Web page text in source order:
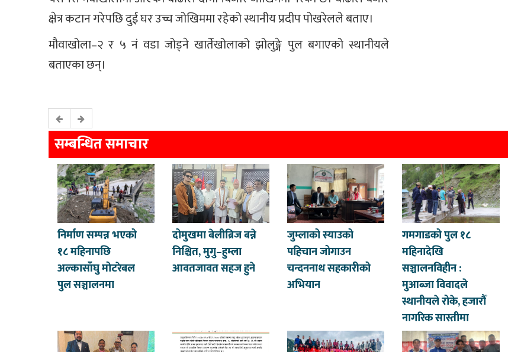
क्षेत्र कटान गरेपछि दुई घर उच्च जोखिममा रहेको स्थानीय प्रदीप पोखरेलले बताए।
मौवाखोला–२ र ५ नं वडा जोड्ने खार्तेखोलाको झोलुङ्गे पुल बगाएको स्थानीयले
बताएका छन्।
सम्बन्धित समाचार
निर्माण सम्पन्न भएको
१८ महिनापछि
अल्कासाँघु मोटरेबल
पुल सञ्चालनमा
दोमुखमा बेलीब्रिज बन्ने
निश्चित, मुगु–हुम्ला
आवतजावत सहज हुने
जुम्लाको स्याउको
पहिचान जोगाउन
चन्दननाथ सहकारीको
अभियान
गमगाडको पुल १८
महिनादेखि
सञ्चालनविहीन :
मुआब्जा विवादले
स्थानीयले रोके, हजारौँ
नागरिक सास्तीमा